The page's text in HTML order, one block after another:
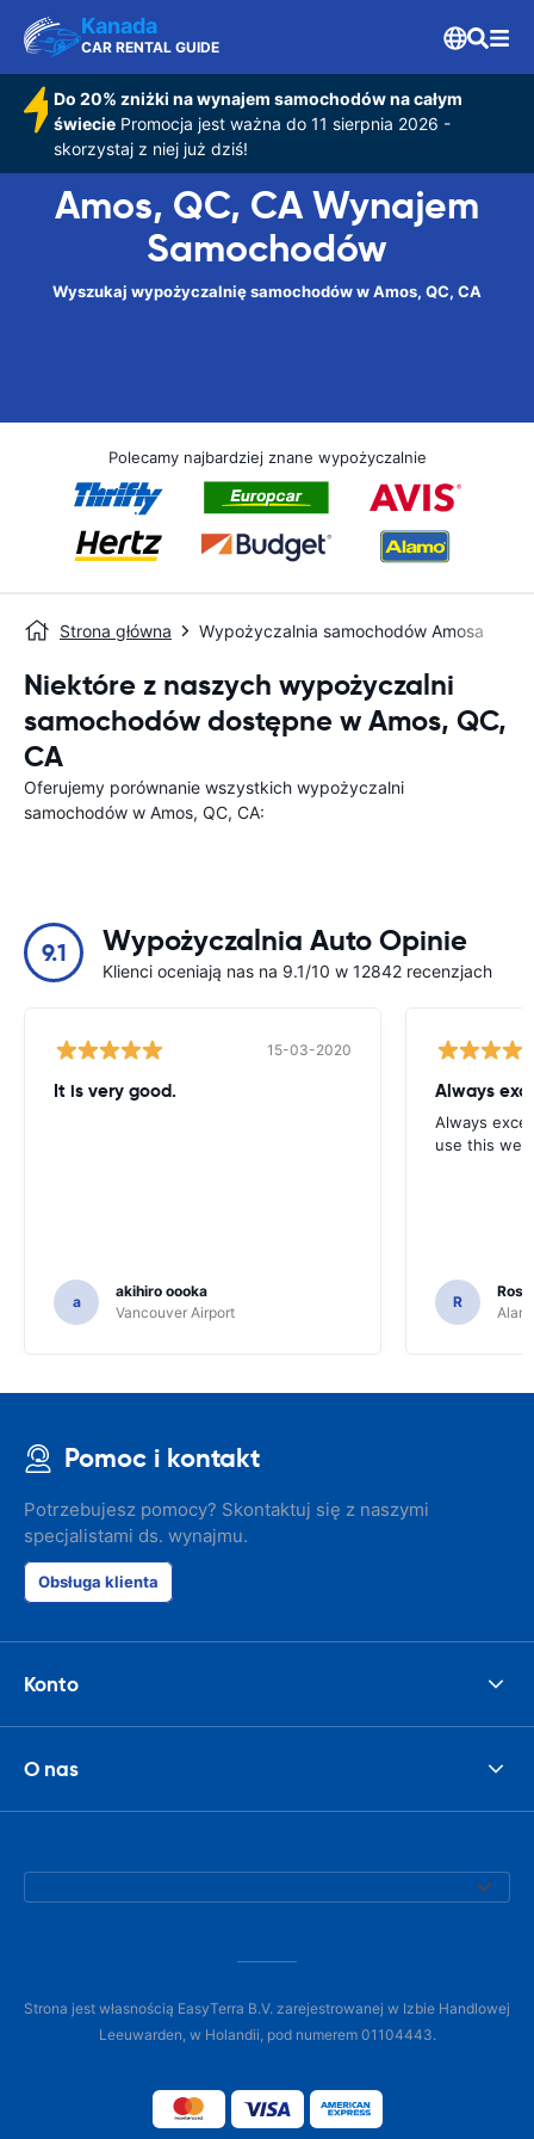
Kanada
CAR RENTAL GUIDE
Do 20% zniżki na wynajem samochodów na całym
świeciePromocja jest ważna do 11 sierpnia 2026 -
skorzystaj z niej już dziś!
Amos, QC, CA Wynajem
Samochodów
Wyszukaj wypożyczalnię samochodów w Amos, QC, CA
Polecamy najbardziej znane wypożyczalnie
Strona główna Wypożyczalnia samochodów Amosa
Niektóre z naszych wypożyczalni
samochodów dostępne w Amos, QC,
CA
Oferujemy porównanie wszystkich wypożyczalni
samochodów w Amos, QC, CA:
9.1 Wypożyczalnia Auto Opinie
Klienci oceniają nas na 9.1/10 w 12842 recenzjach
15-03-2020
It is very good.
a
akihiro oooka
Vancouver Airport
Always
Always
use this
R
Pomoc i kontakt
Potrzebujesz pomocy? Skontaktuj się z naszymi
specjalistami ds. wynajmu.
Obsługa klienta
Konto
O nas
Strona jest własnością EasyTerra B.V. zarejestrowanej w Izbie Handlowej
Leeuwarden, w Holandii, pod numerem 01104443.